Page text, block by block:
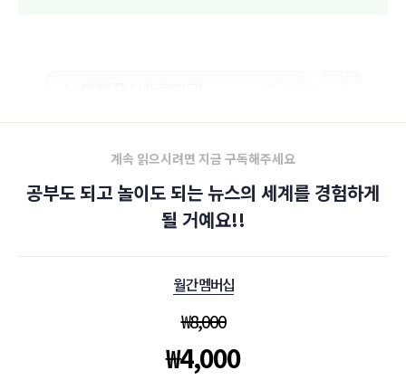
계속 읽으시려면 지금 구독해주세요
공부도 되고 놀이도 되는 뉴스의 세계를 경험하게
될 거예요!!
월간 멤버십
₩8,000
₩4,000